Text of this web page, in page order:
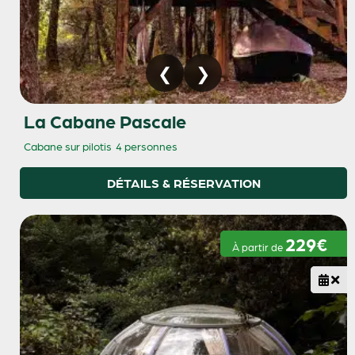
La Cabane Pascale
Cabane sur pilotis 4 personnes
DÉTAILS & RÉSERVATION
À partir de 229€